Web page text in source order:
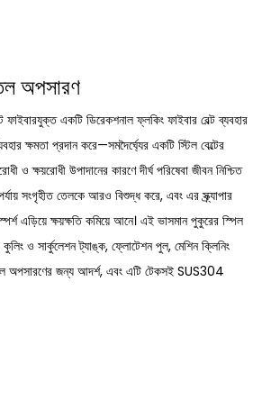
অপসারণ
একটি ডিরেকশনাল ফ্লকিং ফাইবার বেল্ট ব্যবহার
ক্ষমতা প্রদান করে—সমদৈর্ঘ্যের একটি স্টিল বেল্টের
ও ক্ষয়রোধী উপাদানের কারণে দীর্ঘ পরিষেবা জীবন নিশ্চিত
সংগৃহীত তেলকে আরও বিশুদ্ধ করে, এবং এর স্ক্র্যাপার
এড়িয়ে ক্ষয়ক্ষতি কমিয়ে আনে। এই ভাসমান পুকুরের স্পিল
ও সার্কুলেশন ট্যাঙ্ক, ফ্লোটেশন পুল, মেশিন ক্লিনিং
অপসারণের জন্য আদর্শ, এবং এটি টেকসই SUS304